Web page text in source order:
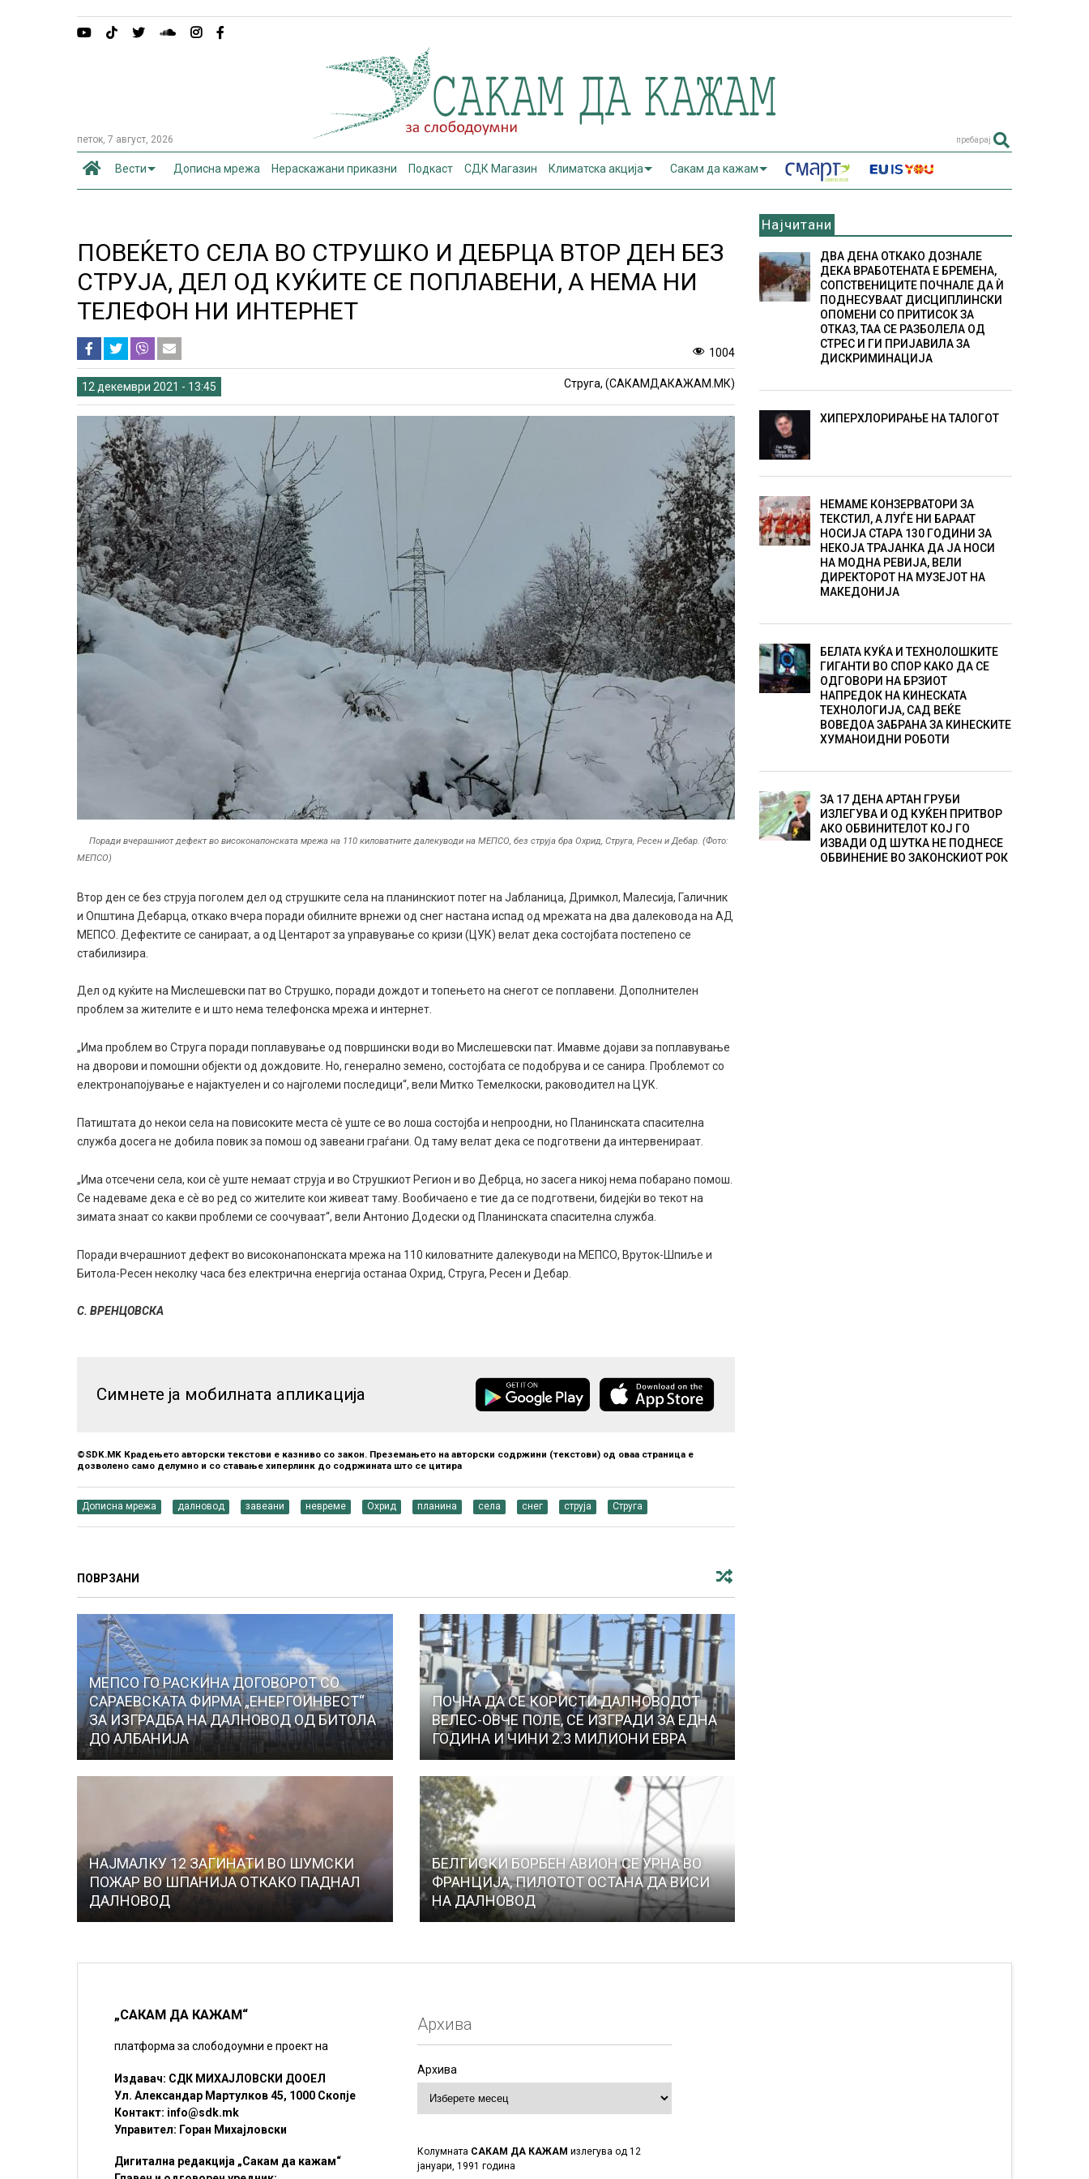
петок, 7 август, 2026 пребарај
Вести Дописна мрежа Нераскажани приказни Подкаст СДК Магазин Климатска акција Сакам да кажам
ПОВЕЌЕТО СЕЛА ВО СТРУШКО И ДЕБРЦА ВТОР ДЕН БЕЗ
СТРУЈА, ДЕЛ ОД КУЌИТЕ СЕ ПОПЛАВЕНИ, А НЕМА НИ
ТЕЛЕФОН НИ ИНТЕРНЕТ
1004
12 декември 2021 - 13:45 Струга, (САКАМДАКАЖАМ.МК)
Поради вчерашниот дефект во високонапонската мрежа на 110 киловатните далекуводи на МЕПСО, без струја бра Охрид, Струга, Ресен и Дебар. (Фото:
МЕПСО)
Втор ден се без струја поголем дел од струшките села на планинскиот потег на Јабланица, Дримкол, Малесија, Галичник
и Општина Дебарца, откако вчера поради обилните врнежи од снег настана испад од мрежата на два далековода на АД
МЕПСО. Дефектите се санираат, а од Центарот за управување со кризи (ЦУК) велат дека состојбата постепено се
стабилизира.
Дел од куќите на Мислешевски пат во Струшко, поради дождот и топењето на снегот се поплавени. Дополнителен
проблем за жителите е и што нема телефонска мрежа и интернет.
„Има проблем во Струга поради поплавување од површински води во Мислешевски пат. Имавме дојави за поплавување
на дворови и помошни објекти од дождовите. Но, генерално земено, состојбата се подобрува и се санира. Проблемот со
електронапојување е најактуелен и со најголеми последици“, вели Митко Темелкоски, раководител на ЦУК.
Патиштата до некои села на повисоките места сè уште се во лоша состојба и непроодни, но Планинската спасителна
служба досега не добила повик за помош од завеани граѓани. Од таму велат дека се подготвени да интервенираат.
„Има отсечени села, кои сè уште немаат струја и во Струшкиот Регион и во Дебрца, но засега никој нема побарано помош.
Се надеваме дека е сè во ред со жителите кои живеат таму. Вообичаено е тие да се подготвени, бидејќи во текот на
зимата знаат со какви проблеми се соочуваат“, вели Антонио Додески од Планинската спасителна служба.
Поради вчерашниот дефект во високонапонската мрежа на 110 киловатните далекуводи на МЕПСО, Вруток-Шпиље и
Битола-Ресен неколку часа без електрична енергија останаа Охрид, Струга, Ресен и Дебар.
С. ВРЕНЦОВСКА
Симнете ја мобилната апликација
©SDK.MK Крадењето авторски текстови е казниво со закон. Преземањето на авторски содржини (текстови) од оваа страница е
дозволено само делумно и со ставање хиперлинк до содржината што се цитира
Дописна мрежа далновод завеани невреме Охрид планина села снег струја Струга
ПОВРЗАНИ
МЕПСО ГО РАСКИНА ДОГОВОРОТ СО
САРАЕВСКАТА ФИРМА „ЕНЕРГОИНВЕСТ“
ЗА ИЗГРАДБА НА ДАЛНОВОД ОД БИТОЛА
ДО АЛБАНИЈА
ПОЧНА ДА СЕ КОРИСТИ ДАЛНОВОДОТ
ВЕЛЕС-ОВЧЕ ПОЛЕ, СЕ ИЗГРАДИ ЗА ЕДНА
ГОДИНА И ЧИНИ 2.3 МИЛИОНИ ЕВРА
НАЈМАЛКУ 12 ЗАГИНАТИ ВО ШУМСКИ
ПОЖАР ВО ШПАНИЈА ОТКАКО ПАДНАЛ
ДАЛНОВОД
БЕЛГИСКИ БОРБЕН АВИОН СЕ УРНА ВО
ФРАНЦИЈА, ПИЛОТОТ ОСТАНА ДА ВИСИ
НА ДАЛНОВОД
Најчитани
ДВА ДЕНА ОТКАКО ДОЗНАЛЕ
ДЕКА ВРАБОТЕНАТА Е БРЕМЕНА,
СОПСТВЕНИЦИТЕ ПОЧНАЛЕ ДА Ѝ
ПОДНЕСУВААТ ДИСЦИПЛИНСКИ
ОПОМЕНИ СО ПРИТИСОК ЗА
ОТКАЗ, ТАА СЕ РАЗБОЛЕЛА ОД
СТРЕС И ГИ ПРИЈАВИЛА ЗА
ДИСКРИМИНАЦИЈА
ХИПЕРХЛОРИРАЊЕ НА ТАЛОГОТ
НЕМАМЕ КОНЗЕРВАТОРИ ЗА
ТЕКСТИЛ, А ЛУЃЕ НИ БАРААТ
НОСИЈА СТАРА 130 ГОДИНИ ЗА
НЕКОЈА ТРАЈАНКА ДА ЈА НОСИ
НА МОДНА РЕВИЈА, ВЕЛИ
ДИРЕКТОРОТ НА МУЗЕЈОТ НА
МАКЕДОНИЈА
БЕЛАТА КУЌА И ТЕХНОЛОШКИТЕ
ГИГАНТИ ВО СПОР КАКО ДА СЕ
ОДГОВОРИ НА БРЗИОТ
НАПРЕДОК НА КИНЕСКАТА
ТЕХНОЛОГИЈА, САД ВЕЌЕ
ВОВЕДОА ЗАБРАНА ЗА КИНЕСКИТЕ
ХУМАНОИДНИ РОБОТИ
ЗА 17 ДЕНА АРТАН ГРУБИ
ИЗЛЕГУВА И ОД КУЌЕН ПРИТВОР
АКО ОБВИНИТЕЛОТ КОЈ ГО
ИЗВАДИ ОД ШУТКА НЕ ПОДНЕСЕ
ОБВИНЕНИЕ ВО ЗАКОНСКИОТ РОК
„САКАМ ДА КАЖАМ“
платформа за слободоумни е проект на
Издавач: СДК МИХАЈЛОВСКИ ДООЕЛ
Ул. Александар Мартулков 45, 1000 Скопје
Контакт: info@sdk.mk
Управител: Горан Михајловски
Дигитална редакција „Сакам да кажам“
Архива
Архива
Колумната САКАМ ДА КАЖАМ излегува од 12
јануари, 1991 година